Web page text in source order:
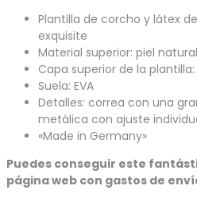
Plantilla de corcho y látex
exquisite
Material superior: piel
Capa superior de la
Suela: EVA
Detalles: correa con una
metálica con ajuste
«Made in Germany»
Puedes conseguir este
página web con gastos de